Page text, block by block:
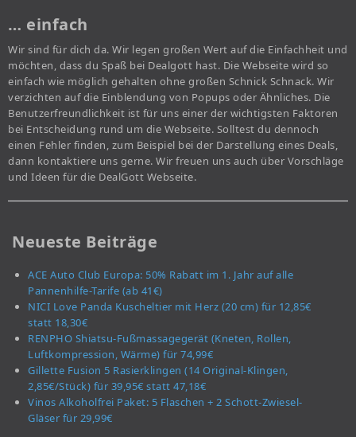
… einfach
Wir sind für dich da. Wir legen großen Wert auf die Einfachheit und
möchten, dass du Spaß bei Dealgott hast. Die Webseite wird so
einfach wie möglich gehalten ohne großen Schnick Schnack. Wir
verzichten auf die Einblendung von Popups oder Ähnliches. Die
Benutzerfreundlichkeit ist für uns einer der wichtigsten Faktoren
bei Entscheidung rund um die Webseite. Solltest du dennoch
einen Fehler finden, zum Beispiel bei der Darstellung eines Deals,
dann kontaktiere uns gerne. Wir freuen uns auch über Vorschläge
und Ideen für die DealGott Webseite.
Neueste Beiträge
ACE Auto Club Europa: 50% Rabatt im 1. Jahr auf alle
Pannenhilfe-Tarife (ab 41€)
NICI Love Panda Kuscheltier mit Herz (20 cm) für 12,85€
statt 18,30€
RENPHO Shiatsu-Fußmassagegerät (Kneten, Rollen,
Luftkompression, Wärme) für 74,99€
Gillette Fusion 5 Rasierklingen (14 Original-Klingen,
2,85€/Stück) für 39,95€ statt 47,18€
Vinos Alkoholfrei Paket: 5 Flaschen + 2 Schott-Zwiesel-
Gläser für 29,99€